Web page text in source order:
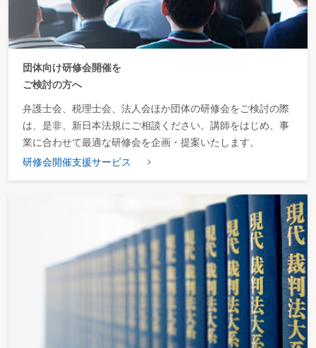
団体向け研修会開催を
ご検討の方へ
弁護士会、税理士会、法人会ほか団体の研修会をご検討の際
は、是非、新日本法規にご相談ください。講師をはじめ、事
業に合わせて最適な研修会を企画・提案いたします。
研修会開催支援サービス